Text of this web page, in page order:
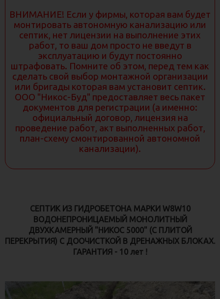
РЕКОМЕНДАТЕЛЬНЫЕ ПИСЬМА, ОТЗЫВЫ И
ПРЕДЛОЖЕНИЯ
ОТОПЛЕНИЕ
БУРЕНИЕ СКВАЖИН НА ВОДУ
АВТОНОМНАЯ КАНАЛИЗАЦИЯ GRAF (ГЕРМАНИЯ)
АВТОНОМНАЯ КАНАЛИЗАЦИЯ ДЛЯ ВЫСОКИХ
ГРУНТОВЫХ ВОД "НИКОС-АЭРО"
СЕРВИСНОЕ ОБСЛУЖИВАНИЕ АВТОНОМНОЙ
КАНАЛИЗАЦИИ
РЕМОНТ СИСТЕМ АВТОНОМНОЙ КАНАЛИЗАЦИИ
ЗАМЕНА, РЕМОНТ, УСТАНОВКА НАСОСНОГО
ОБОРУДОВАНИЯ
ФИЛЬТРЫ ДЛЯ ВОДЫ, СИСТЕМЫ ВОДООЧИСТКИ И
ВОДОПОДГОТОВКИ
НАСОСЫ PEDROLLO (ИТАЛИЯ): ФЕКАЛЬНЫЕ,
ВНИМАНИЕ! Если у фирмы, которая вам будет
монтировать автономную канализацию или
септик, нет лицензии на выполнение этих
работ, то ваш дом просто не введут в
эксплуатацию и будут постоянно
штрафовать. Помните об этом, перед тем как
сделать свой выбор монтажной организации
или бригады которая вам установит септик.
ООО "Никос-Буд" предоставляет весь пакет
документов для регистрации (а именно:
официальный договор, лицензия на
проведение работ, акт выполненных работ,
план-схему смонтированной автономной
канализации).
СЕПТИК ИЗ ГИДРОБЕТОНА МАРКИ W8W10
ВОДОНЕПРОНИЦАЕМЫЙ МОНОЛИТНЫЙ
ДВУХКАМЕРНЫЙ "НИКОС 5000" (С ПЛИТОЙ
ПЕРЕКРЫТИЯ) С ДООЧИСТКОЙ В ДРЕНАЖНЫХ БЛОКАХ.
ГАРАНТИЯ - 10 лет !